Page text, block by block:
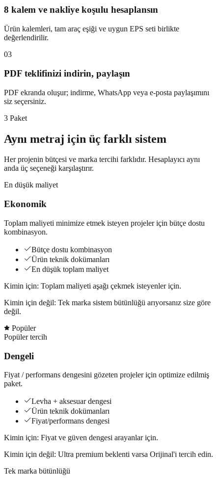
8 kalem ve nakliye koşulu hesaplansın
Ürün kalemleri, tam araç eşiği ve uygun EPS seti birlikte
değerlendirilir.
03
PDF teklifinizi indirin, paylaşın
PDF ekranda oluşur; indirme, WhatsApp veya e-posta paylaşımını
siz seçersiniz.
3 Paket
Aynı metraj için üç farklı sistem
Her projenin bütçesi ve marka tercihi farklıdır. Hesaplayıcı aynı
anda üç seçeneği karşılaştırır.
En düşük maliyet
Ekonomik
Toplam maliyeti minimize etmek isteyen projeler için bütçe dostu
kombinasyon.
Bütçe dostu kombinasyon
Ürün teknik dokümanları
En düşük toplam maliyet
Kimin için: Toplam maliyeti aşağı çekmek isteyenler için.
Kimin için değil: Tek marka sistem bütünlüğü arıyorsanız size göre
değil.
Popüler
Popüler tercih
Dengeli
Fiyat / performans dengesini gözeten projeler için optimize edilmiş
paket.
Levha + aksesuar dengesi
Ürün teknik dokümanları
Fiyat/performans dengesi
Kimin için: Fiyat ve güven dengesi arayanlar için.
Kimin için değil: Ultra premium beklenti varsa Orijinal'i tercih edin.
Tek marka bütünlüğü